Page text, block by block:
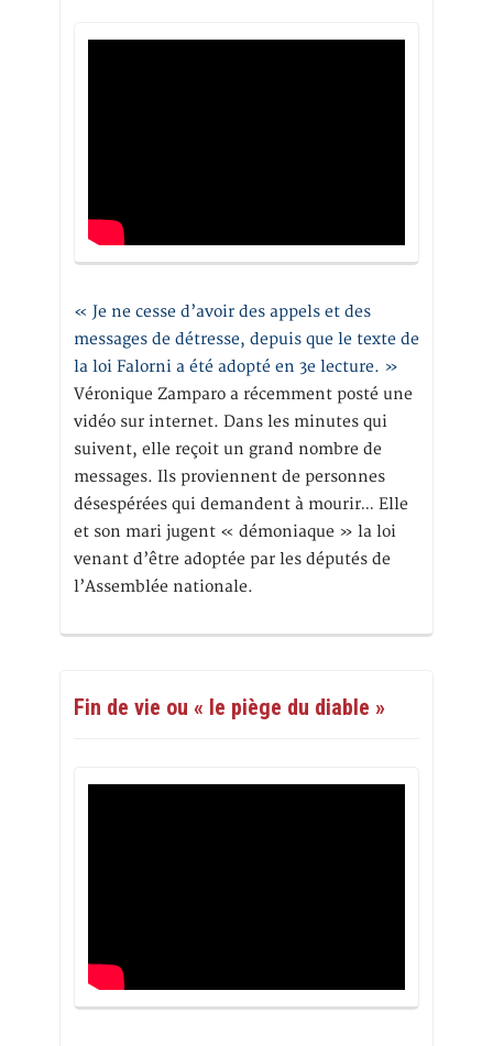
« Je ne cesse d’avoir des appels et des
messages de détresse, depuis que le texte de
la loi Falorni a été adopté en 3e lecture. »
Véronique Zamparo a récemment posté une
vidéo sur internet. Dans les minutes qui
suivent, elle reçoit un grand nombre de
messages. Ils proviennent de personnes
désespérées qui demandent à mourir… Elle
et son mari jugent « démoniaque » la loi
venant d’être adoptée par les députés de
l’Assemblée nationale.
Fin de vie ou « le piège du diable »